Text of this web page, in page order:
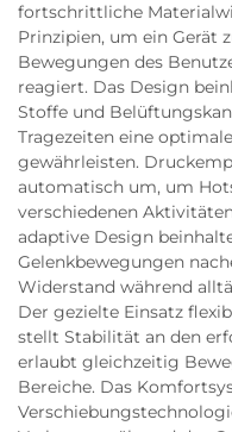
fortschrittliche
Prinzipien, um ein Gerät
Bewegungen des
reagiert. Das Design
Stoffe und
Tragezeiten eine
gewährleisten.
automatisch um, um
verschiedenen
adaptive Design
Gelenkbewegungen
Widerstand während
Der gezielte Einsatz
stellt Stabilität an den
erlaubt gleichzeitig
Bereiche. Das